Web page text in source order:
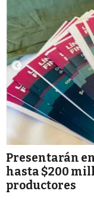
Presentarán
hasta $200
productores